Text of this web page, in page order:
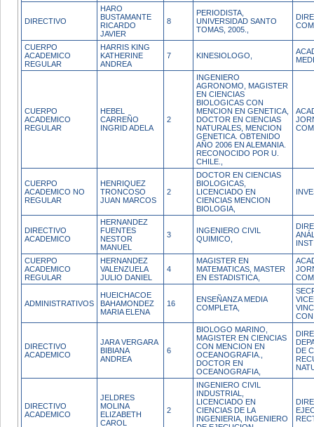
DIRECTIVO
HARO
BUSTAMANTE
RICARDO
JAVIER
8
PERIODISTA,
UNIVERSIDAD SANTO
TOMAS, 2005.,
CUERPO
ACADEMICO
REGULAR
HARRIS KING
KATHERINE
ANDREA
7 KINESIOLOGO,
CUERPO
ACADEMICO
REGULAR
HEBEL
CARREÑO
INGRID ADELA
2
INGENIERO
AGRONOMO, MAGISTER
EN CIENCIAS
BIOLOGICAS CON
MENCION EN GENETICA,
DOCTOR EN CIENCIAS
NATURALES, MENCION
GENETICA. OBTENIDO
AÑO 2006 EN ALEMANIA.
RECONOCIDO POR U.
CHILE.,
CUERPO
ACADEMICO NO
REGULAR
HENRIQUEZ
TRONCOSO
JUAN MARCOS
2
DOCTOR EN CIENCIAS
BIOLOGICAS,
LICENCIADO EN
CIENCIAS MENCION
BIOLOGIA,
DIRECTIVO
ACADEMICO
HERNANDEZ
FUENTES
NESTOR
MANUEL
3
INGENIERO CIVIL
QUIMICO,
CUERPO
ACADEMICO
REGULAR
HERNANDEZ
VALENZUELA
JULIO DANIEL
4
MAGISTER EN
MATEMATICAS, MASTER
EN ESTADISTICA,
ADMINISTRATIVOS
HUEICHACOE
BAHAMONDEZ
MARIA ELENA
16
ENSEÑANZA MEDIA
COMPLETA,
DIRECTIVO
ACADEMICO
JARA VERGARA
BIBIANA
ANDREA
6
BIOLOGO MARINO,
MAGISTER EN CIENCIAS
CON MENCION EN
OCEANOGRAFIA.,
DOCTOR EN
OCEANOGRAFIA,
DE
DIRECTIVO
ACADEMICO
JELDRES
MOLINA
ELIZABETH
CAROL
2
INGENIERO CIVIL
INDUSTRIAL,
LICENCIADO EN
CIENCIAS DE LA
INGENIERIA, INGENIERO